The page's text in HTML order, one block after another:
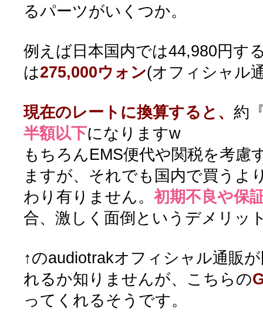
るパーツがいくつか。
例えば日本国内では44,980円す
は275,000ウォン(オフィシャル
現在のレートに換算すると、 約
半額以下になりますw
もちろんEMS便代や関税を考慮
ますが、それでも国内で買うよ
わり有りません。 初期不良や保
合、激しく面倒というデメリッ
↑のaudiotrakオフィシャル通販
れるか知りませんが、こちらの
ってくれるそうです。